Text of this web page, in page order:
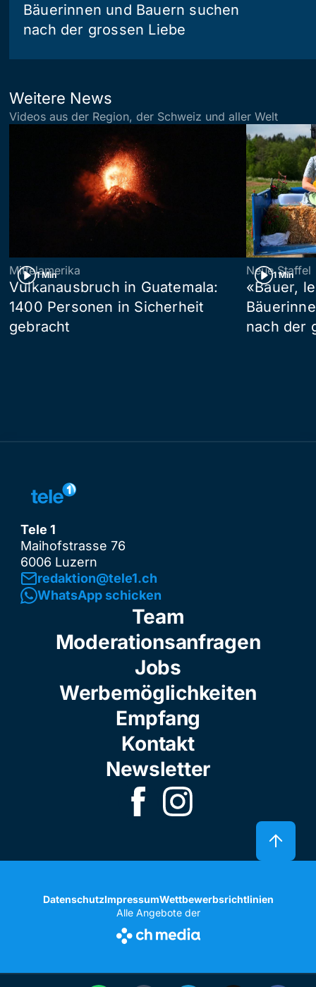
Bäuerinnen und Bauern suchen
nach der grossen Liebe
Weitere News
Videos aus der Region, der Schweiz und aller Welt
1 Min
Mittelamerika
Vulkanausbruch in Guatemala:
1400 Personen in Sicherheit
gebracht
1 Min
Neue Staffel
«Bauer,
nach der
Tele 1
Maihofstrasse 76
6006 Luzern
redaktion@tele1.ch
WhatsApp schicken
Team
Moderationsanfragen
Jobs
Werbemöglichkeiten
Empfang
Kontakt
Newsletter
DatenschutzImpressumWettbewerbsrichtlinien
Alle Angebote der